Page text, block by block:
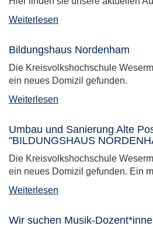
Weiterlesen
Bildungshaus Nordenham
Die Kreisvolkshochschule
ein neues Domizil gefunden.
Weiterlesen
Umbau und Sanierung Alte
"BILDUNGSHAUS
Die Kreisvolkshochschule
ein neues Domizil gefunden. Ein
Weiterlesen
Wir suchen Musik-